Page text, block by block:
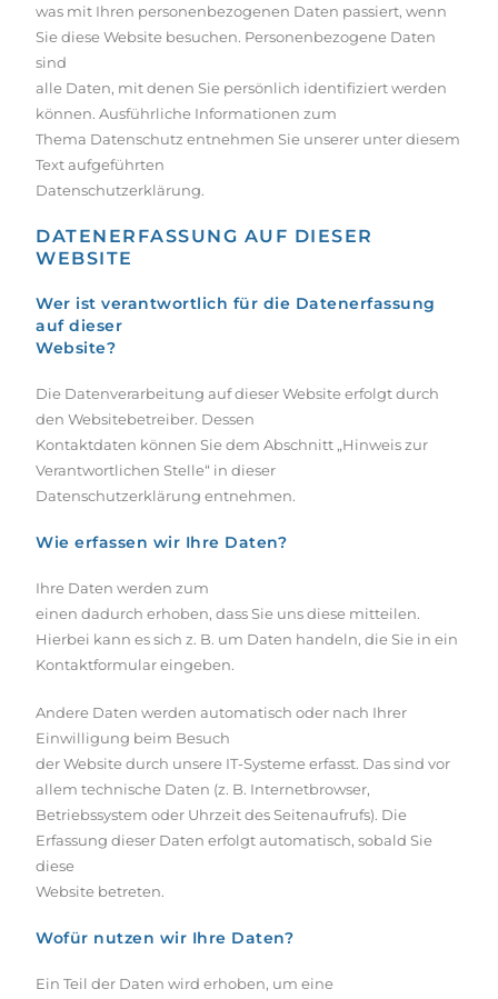
was mit Ihren personenbezogenen Daten passiert, wenn
Sie diese Website besuchen. Personenbezogene Daten
sind
alle Daten, mit denen Sie persönlich identifiziert werden
können. Ausführliche Informationen zum
Thema Datenschutz entnehmen Sie unserer unter diesem
Text aufgeführten
Datenschutzerklärung.
DATENERFASSUNG AUF DIESER
WEBSITE
Wer ist verantwortlich für die Datenerfassung
auf dieser
Website?
Die Datenverarbeitung auf dieser Website erfolgt durch
den Websitebetreiber. Dessen
Kontaktdaten können Sie dem Abschnitt „Hinweis zur
Verantwortlichen Stelle“ in dieser
Datenschutzerklärung entnehmen.
Wie erfassen wir Ihre Daten?
Ihre Daten werden zum
einen dadurch erhoben, dass Sie uns diese mitteilen.
Hierbei kann es sich z. B. um Daten handeln, die Sie in ein
Kontaktformular eingeben.
Andere Daten werden automatisch oder nach Ihrer
Einwilligung beim Besuch
der Website durch unsere IT-Systeme erfasst. Das sind vor
allem technische Daten (z. B. Internetbrowser,
Betriebssystem oder Uhrzeit des Seitenaufrufs). Die
Erfassung dieser Daten erfolgt automatisch, sobald Sie
diese
Website betreten.
Wofür nutzen wir Ihre Daten?
Ein Teil der Daten wird erhoben, um eine